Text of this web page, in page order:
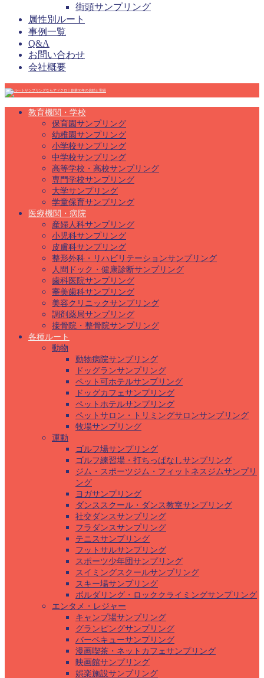
街頭サンプリング
属性別ルート
事例一覧
Q&A
お問い合わせ
会社概要
教育機関・学校
保育園サンプリング
幼稚園サンプリング
小学校サンプリング
中学校サンプリング
高等学校・高校サンプリング
専門学校サンプリング
大学サンプリング
学童保育サンプリング
医療機関・病院
産婦人科サンプリング
小児科サンプリング
皮膚科サンプリング
整形外科・リハビリテーションサンプリング
人間ドック・健康診断サンプリング
歯科医院サンプリング
審美歯科サンプリング
美容クリニックサンプリング
調剤薬局サンプリング
接骨院・整骨院サンプリング
各種ルート
動物
動物病院サンプリング
ドッグランサンプリング
ペット可ホテルサンプリング
ドッグカフェサンプリング
ペットホテルサンプリング
ペットサロン・トリミングサロンサンプリング
牧場サンプリング
運動
ゴルフ場サンプリング
ゴルフ練習場・打ちっぱなしサンプリング
ジム・スポーツジム・フィットネスジムサンプリ
ング
ヨガサンプリング
ダンススクール・ダンス教室サンプリング
社交ダンスサンプリング
フラダンスサンプリング
テニスサンプリング
フットサルサンプリング
スポーツ少年団サンプリング
スイミングスクールサンプリング
スキー場サンプリング
ボルダリング・ロッククライミングサンプリング
エンタメ・レジャー
キャンプ場サンプリング
グランピングサンプリング
バーベキューサンプリング
漫画喫茶・ネットカフェサンプリング
映画館サンプリング
娯楽施設サンプリング